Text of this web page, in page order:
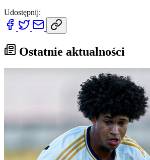
Udostępnij:
Ostatnie aktualności